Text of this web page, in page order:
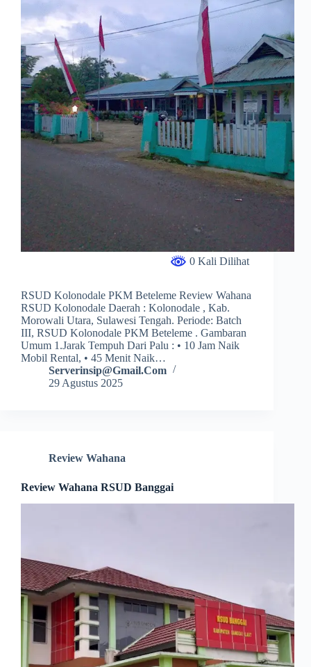
0 Kali Dilihat
RSUD Kolonodale PKM Beteleme Review Wahana
RSUD Kolonodale Daerah : Kolonodale , Kab.
Morowali Utara, Sulawesi Tengah. Periode: Batch
III, RSUD Kolonodale PKM Beteleme . Gambaran
Umum 1.Jarak Tempuh Dari Palu : • 10 Jam Naik
Mobil Rental, • 45 Menit Naik…
Serverinsip@gmail.com
29 Agustus 2025
Review Wahana
Review Wahana RSUD Banggai